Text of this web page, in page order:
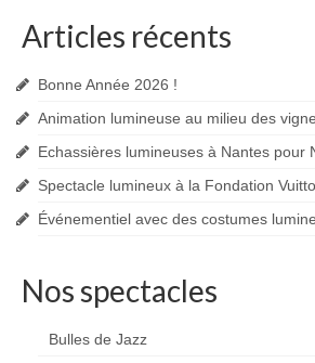
Articles récents
Bonne Année 2026 !
Animation lumineuse au milieu des
Echassières lumineuses à Nantes pour
Spectacle lumineux à la Fondation
Événementiel avec des costumes
Nos spectacles
Bulles de Jazz